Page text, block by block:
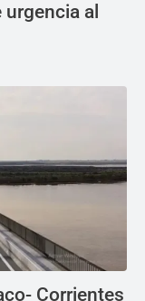
al
Corrientes